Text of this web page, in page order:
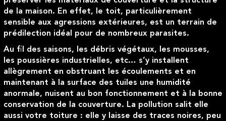
de la maison. En effet, le toit, particulièrement
sensible aux agressions extérieures, est un terrain de
prédilection idéal pour de nombreux parasites.
Au fil des saisons, les débris végétaux, les mousses,
les poussières industrielles, etc… s’y installent
allègrement en obstruant les écoulements et en
maintenant à la surface des tuiles une humidité
anormale, nuisent au bon fonctionnement et à la bonne
conservation de la couverture. La pollution salit elle
aussi votre toiture : elle y laisse des traces noires, peu